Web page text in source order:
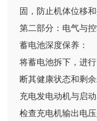
固，防止机体位移和
第二部分：电气与
蓄电池深度保养：
将蓄电池拆下，进
断其健康状态和剩
充电发电动机与启动
检查充电机输出电